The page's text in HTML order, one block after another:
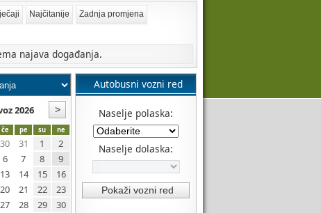
Najčitanije
Zadnja promjena
najava događanja.
2026
če pe su ne
30 31 1
2
6 7 8
9
13 14 15
16
20 21 22
23
27 28 29
30
Autobusni vozni red
Naselje polaska:
Naselje dolaska: